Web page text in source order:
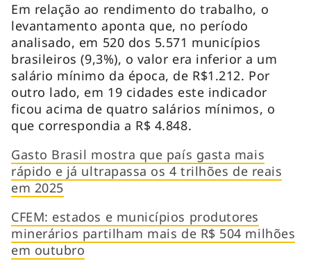
Em relação ao rendimento do trabalho, o
levantamento aponta que, no período
analisado, em 520 dos 5.571 municípios
brasileiros (9,3%), o valor era inferior a um
salário mínimo da época, de R$1.212. Por
outro lado, em 19 cidades este indicador
ficou acima de quatro salários mínimos, o
que correspondia a R$ 4.848.
Gasto Brasil mostra que país gasta mais
rápido e já ultrapassa os 4 trilhões de reais
em 2025
CFEM: estados e municípios produtores
minerários partilham mais de R$ 504 milhões
em outubro